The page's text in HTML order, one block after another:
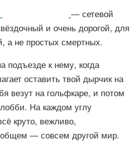
— сетевой
и очень дорогой, для
а не простых смертных.
подъезде к нему, когда
оставить твой дырчик на
везут на гольфкаре, и потом
На каждом углу
круто, вежливо,
общем — совсем другой мир.